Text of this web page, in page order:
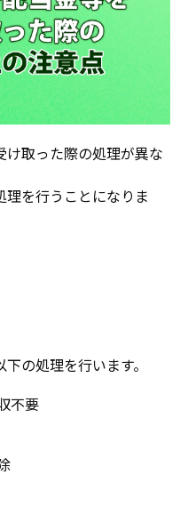
取った際の処理が異な
を行うことになりま
の処理を行います。
不要